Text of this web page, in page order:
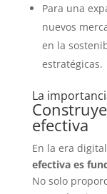
Para una
nuevos
en la
estratégicas.
La
efectiva
En la era
efectiva es
No solo